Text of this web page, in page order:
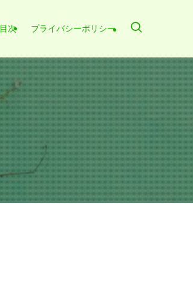
目次 プライバシーポリシー